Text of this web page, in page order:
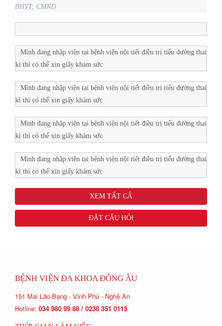
BHYT; CMND
Mình đang nhập viện tại bệnh viện nội tiết điều trị tiểu đường thai
kì thì có thể xin giấy khám sức
Mình đang nhập viện tại bệnh viện nội tiết điều trị tiểu đường thai
kì thì có thể xin giấy khám sức
Mình đang nhập viện tại bệnh viện nội tiết điều trị tiểu đường thai
kì thì có thể xin giấy khám sức
Mình đang nhập viện tại bệnh viện nội tiết điều trị tiểu đường thai
kì thì có thể xin giấy khám sức
XEM TẤT CẢ
ĐẶT CÂU HỎI
BỆNH VIỆN ĐA KHOA ĐÔNG ÂU
151 Mai Lão Bạng - Vinh Phú - Nghệ An
Hotline: 034 980 99 88 / 0238 351 0115